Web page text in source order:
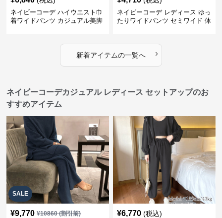
ネイビーコーデ ハイウエスト巾
着ワイドパンツ カジュアル美脚
ネイビーコーデ レディース ゆっ
たりワイドパンツ セミワイド 体
新着アイテムの一覧へ ›
ネイビーコーデカジュアル レディース セットアップのお
すすめアイテム
SALE
¥9,770 ¥10860(割引前) ¥6,770 (税込)